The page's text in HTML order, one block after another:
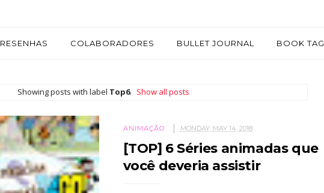
RESENHAS COLABORADORES BULLET JOURNAL BOOK TAG
Showing posts with label Top6. Show all posts
ANIMAÇÃO MONDAY, MAY 14, 2018
[TOP] 6 Séries animadas que
você deveria assistir